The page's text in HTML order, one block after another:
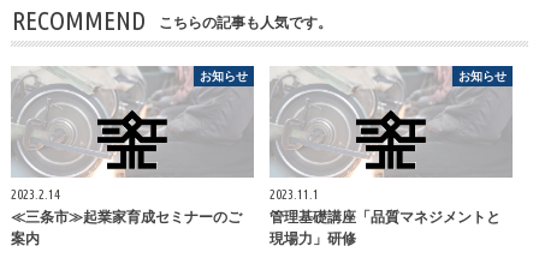
RECOMMEND こちらの記事も人気です。
お知らせ
2023.2.14
≪三条市≫起業家育成セミナーのご
案内
お知らせ
2023.11.1
管理基礎講座「品質マネジメントと
現場力」研修